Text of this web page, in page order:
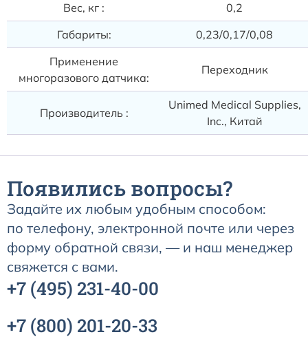
Вес, кг :
0,2
Габариты:
0,23/0,17/0,08
Применение
многоразового датчика:
Переходник
Производитель :
Unimed Medical Supplies,
Inc., Китай
Появились вопросы?
Задайте их любым удобным способом:
по телефону, электронной почте или через
форму обратной связи, — и наш менеджер
свяжется с вами.
+7 (495) 231-40-00
+7 (800) 201-20-33